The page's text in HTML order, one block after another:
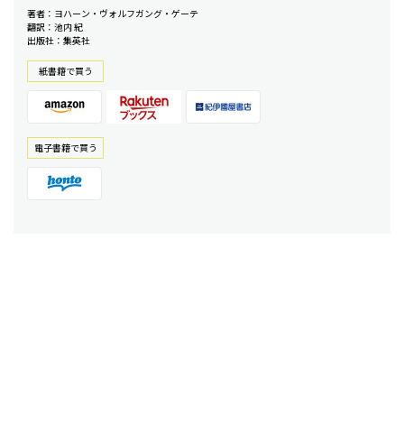
著者：ヨハーン・ヴォルフガング・ゲーテ
翻訳：池内 紀
出版社：集英社
紙書籍で買う
電⼦書籍で買う